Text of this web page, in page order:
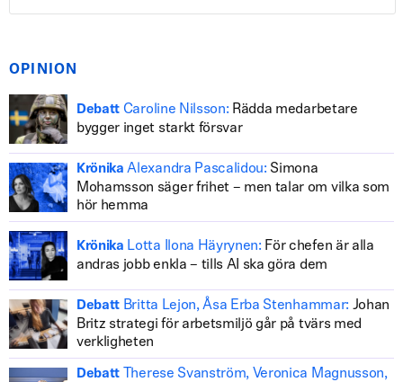
OPINION
Debatt Caroline Nilsson: Rädda medarbetare
bygger inget starkt försvar
Krönika Alexandra Pascalidou: Simona
Mohamsson säger frihet – men talar om vilka som
hör hemma
Krönika Lotta Ilona Häyrynen: För chefen är alla
andras jobb enkla – tills AI ska göra dem
Debatt Britta Lejon, Åsa Erba Stenhammar: Johan
Britz strategi för arbetsmiljö går på tvärs med
verkligheten
Debatt
Therese Svanström, Veronica Magnusson,